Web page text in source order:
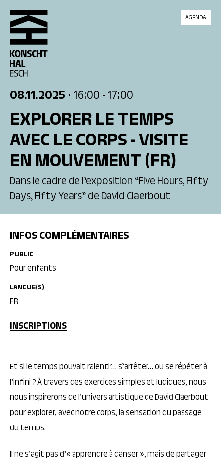
skip_to_content
AGENDA
08.11.2025 • 16:00 - 17:00
EXPLORER LE TEMPS
AVEC LE CORPS - VISITE
EN MOUVEMENT(FR)
Dans le cadre de l’exposition “Five Hours, Fifty
Days, Fifty Years” de David Claerbout
Et si le temps pouvait ralentir… s’arrêter… ou se répéter à
l’infini ? À travers des exercices simples et ludiques, nous
nous inspirerons de l’univers artistique de David Claerbout
pour explorer, avec notre corps, la sensation du passage
du temps.
Il ne s’agit pas d’« apprendre à danser », mais de partager
INFOS COMPLÉMENTAIRES
PUBLIC
Pour enfants
LANGUE(S)
FR
INSCRIPTIONS